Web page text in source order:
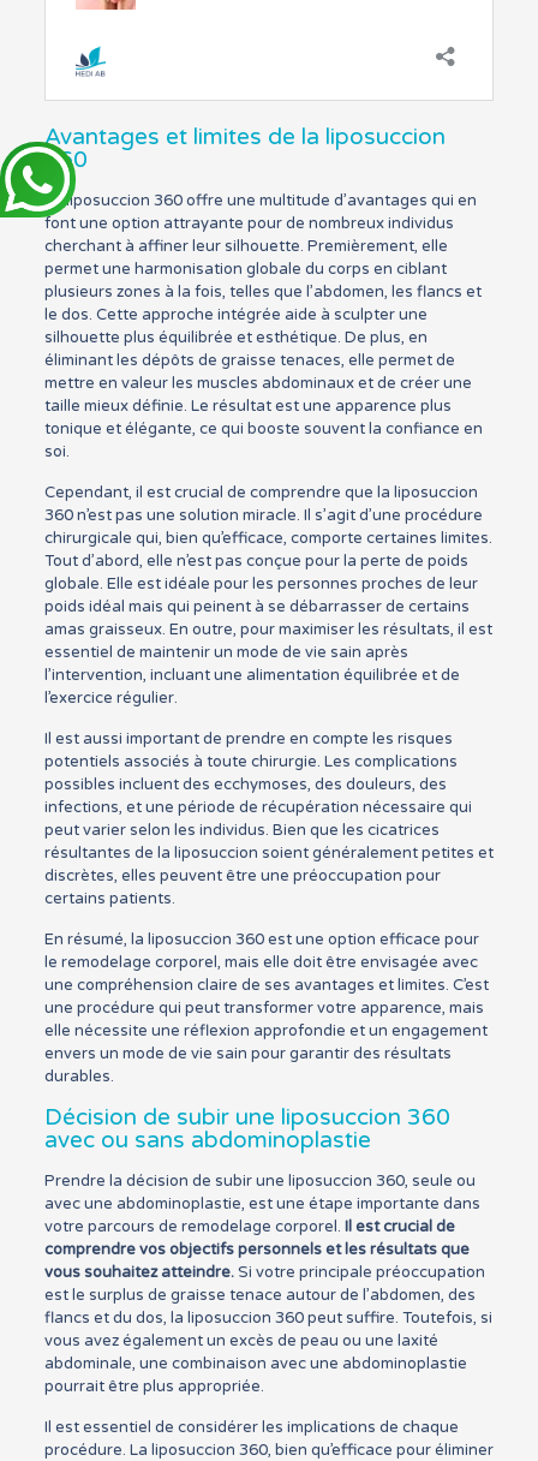
Avantages et limites de la liposuccion
360
La liposuccion 360 offre une multitude d’avantages qui en
font une option attrayante pour de nombreux individus
cherchant à affiner leur silhouette. Premièrement, elle
permet une harmonisation globale du corps en ciblant
plusieurs zones à la fois, telles que l’abdomen, les flancs et
le dos. Cette approche intégrée aide à sculpter une
silhouette plus équilibrée et esthétique. De plus, en
éliminant les dépôts de graisse tenaces, elle permet de
mettre en valeur les muscles abdominaux et de créer une
taille mieux définie. Le résultat est une apparence plus
tonique et élégante, ce qui booste souvent la confiance en
soi.
Cependant, il est crucial de comprendre que la liposuccion
360 n’est pas une solution miracle. Il s’agit d’une procédure
chirurgicale qui, bien qu’efficace, comporte certaines limites.
Tout d’abord, elle n’est pas conçue pour la perte de poids
globale. Elle est idéale pour les personnes proches de leur
poids idéal mais qui peinent à se débarrasser de certains
amas graisseux. En outre, pour maximiser les résultats, il est
essentiel de maintenir un mode de vie sain après
l’intervention, incluant une alimentation équilibrée et de
l’exercice régulier.
Il est aussi important de prendre en compte les risques
potentiels associés à toute chirurgie. Les complications
possibles incluent des ecchymoses, des douleurs, des
infections, et une période de récupération nécessaire qui
peut varier selon les individus. Bien que les cicatrices
résultantes de la liposuccion soient généralement petites et
discrètes, elles peuvent être une préoccupation pour
certains patients.
En résumé, la liposuccion 360 est une option efficace pour
le remodelage corporel, mais elle doit être envisagée avec
une compréhension claire de ses avantages et limites. C’est
une procédure qui peut transformer votre apparence, mais
elle nécessite une réflexion approfondie et un engagement
envers un mode de vie sain pour garantir des résultats
durables.
Décision de subir une liposuccion 360
avec ou sans abdominoplastie
Prendre la décision de subir une liposuccion 360, seule ou
avec une abdominoplastie, est une étape importante dans
votre parcours de remodelage corporel. Il est crucial de
comprendre vos objectifs personnels et les résultats que
vous souhaitez atteindre.Si votre principale préoccupation
est le surplus de graisse tenace autour de l’abdomen, des
flancs et du dos, la liposuccion 360 peut suffire. Toutefois, si
vous avez également un excès de peau ou une laxité
abdominale, une combinaison avec une abdominoplastie
pourrait être plus appropriée.
Il est essentiel de considérer les implications de chaque
procédure. La liposuccion 360, bien qu’efficace pour éliminer